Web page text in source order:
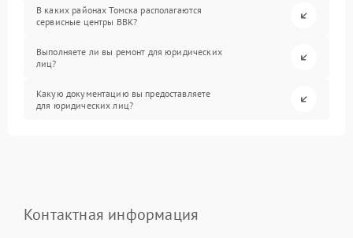
В каких районах Томска располагаются
сервисные центры BBK?
Выполняете ли вы ремонт для юридических
лиц?
Какую документацию вы предоставляете
для юридических лиц?
Контактная информация